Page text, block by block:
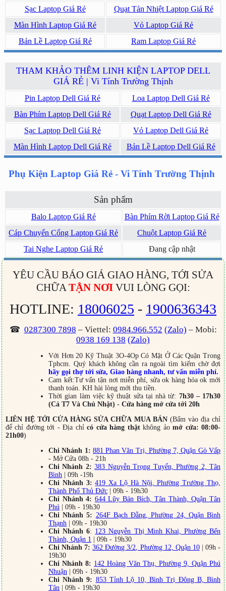
Sạc Laptop Giá Rẻ
Quạt Tản Nhiệt Laptop Giá Rẻ
Màn Hình Laptop Giá Rẻ
Vỏ Laptop Giá Rẻ
Bản Lề Laptop Giá Rẻ
Ram Laptop Giá Rẻ
THAM KHẢO THÊM LINH KIỆN LAPTOP DELL
GIÁ RẺ | Vi Tính Trường Thịnh
Pin Laptop Dell Giá Rẻ
Loa Laptop Dell Giá Rẻ
Bàn Phím Laptop Dell Giá Rẻ
Quạt Laptop Dell Giá Rẻ
Sạc Laptop Dell Giá Rẻ
Vỏ Laptop Dell Giá Rẻ
Màn Hình Laptop Dell Giá Rẻ
Bản Lề Laptop Dell Giá Rẻ
Phụ Kiện Laptop Giá Rẻ - Vi Tính Trường Thịnh
Sản phẩm
Balo Laptop Giá Rẻ
Bàn Phím Rời Laptop Giá Rẻ
Cáp Chuyển Cổng Laptop Giá Rẻ
Chuột Laptop Giá Rẻ
Tai Nghe Laptop Giá Rẻ
Đang cập nhật
YÊU CẦU BÁO GIÁ GIAO HÀNG, TỚI SỬA
CHỮATẬN NƠI VUI LÒNG GỌI:
HOTLINE: 18006025 - 1900636343
☎ 0287300 7898 – Viettel: 0984.966.552 (Zalo) – Mobi:
0938 169 138 (Zalo)
Với Hơn 20 Kỹ Thuật 3O-4Op Có Mặt Ở Các Quận Trong
Tphcm. Quý khách không cần ra ngoài tìm kiếm chờ đợi
hãy gọi thợ tới sửa, Giao hàng nhanh, tư vấn miễn phí.
Cam kết:Tư vấn tận nơi miễn phí, sửa ok hàng hóa ok mới
thanh toán. KH hài lòng mới thu tiền.
Thời gian làm việc kỹ thuật sửa tại nhà từ: 7h30 – 17h30
(Cả T7 Và Chủ Nhật) - Cửa hàng mở cửa tới 20h
LIÊN HỆ TỚI CỬA HÀNG SỬA CHỮA MUA BÁN(Bấm vào địa chỉ
để chỉ đường tới - Địa chỉcó cửa hàng thậtkhông ảomở cửa: 08:00-
21h00)
Chi Nhánh 1: 881 Phan Văn Trị, Phường 7, Quận Gò Vấp
- Mở Cửa 08h - 21h
Chi Nhánh 2: 383 Nguyễn Trọng Tuyển, Phường 2, Tân
Bình | 09h -19h
Chi Nhánh 3: 419 Xa Lộ Hà Nội, Phường Trường Thọ,
Thành Phố Thủ Đức | 09h - 19h30
Chi Nhánh 4: 644 Lũy Bán Bích, Tân Thành, Quận Tân
Phú | 09h - 19h30
Chi Nhánh 5: 264F Bạch Đằng, Phường 24, Quận Bình
Thạnh | 09h - 19h30
Chi Nhánh 6: 123 Nguyễn Thị Minh Khai, Phường Bến
Thành, Quận 1 | 09h - 19h30
Chi Nhánh 7: 362 Đường 3/2, Phường 12, Quận 10| 09h -
19h30
Chi Nhánh 8: 142 Hoàng Văn Thụ, Phường 9, Quận Phú
Nhuận | 09h - 19h30
Chi Nhánh 9: 853 Tỉnh Lộ 10, Bình Trị Đông B, Bình
Tân | 09h - 19h30